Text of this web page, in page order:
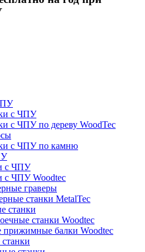
с ЧПУ
с ЧПУ по дереву WoodTec
с ЧПУ по камню
с ЧПУ
с ЧПУ Woodtec
граверы
станки MetalTec
станки
станки Woodtec
прижимные балки Woodtec